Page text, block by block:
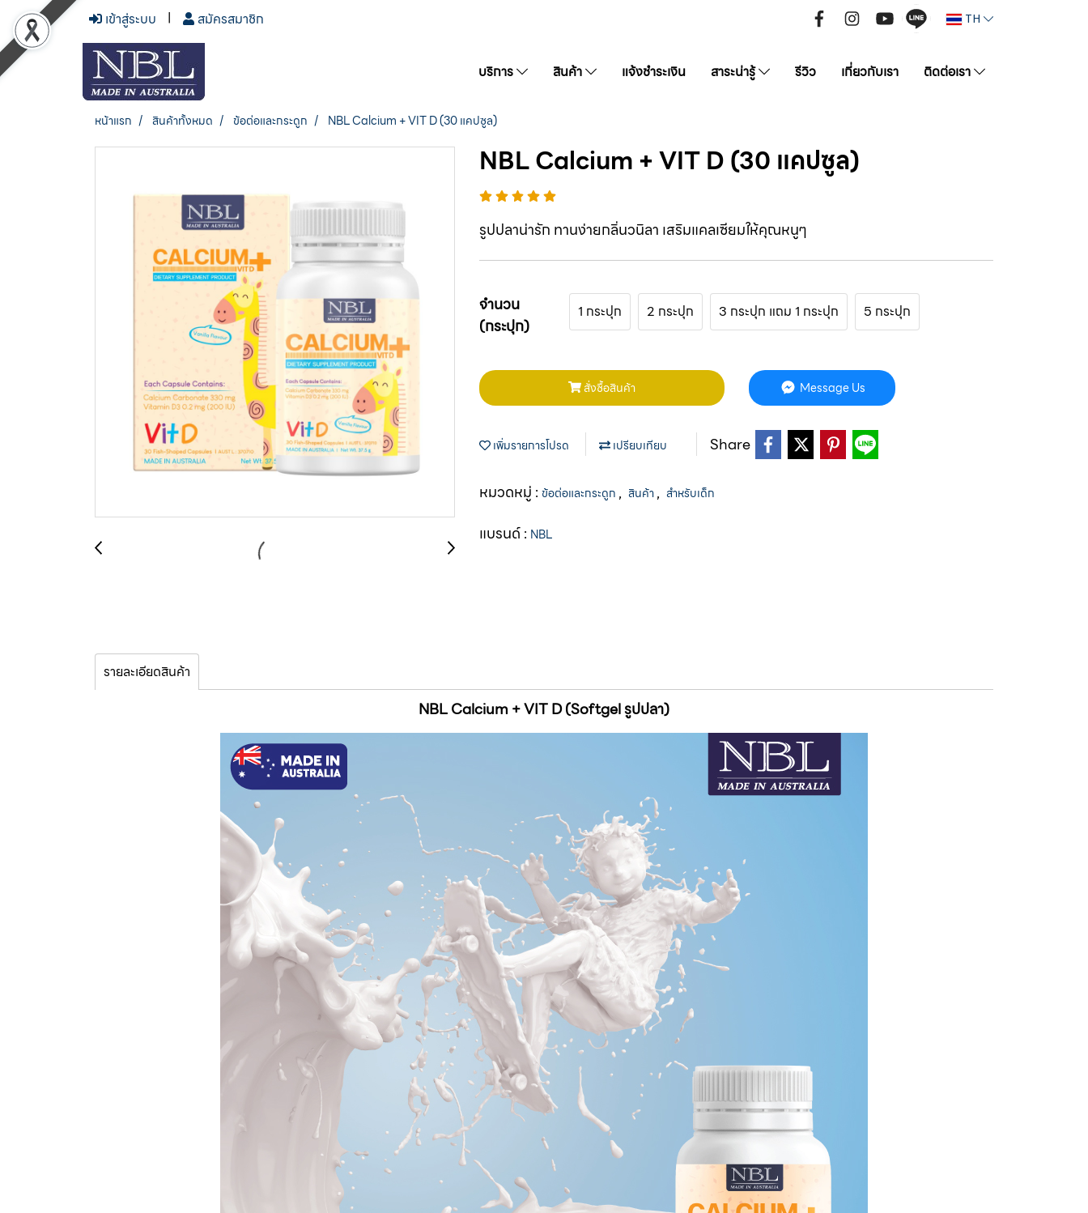
เข้าสู่ระบบ สมัครสมาชิก TH
บริการ สินค้า แจ้งชำระเงิน สาระน่ารู้ รีวิว เกี่ยวกับเรา ติดต่อเรา
หน้าแรก สินค้าทั้งหมด ข้อต่อและกระดูก NBL Calcium + VIT D (30 แคปซูล)
NBL Calcium + VIT D (30 แคปซูล)
รูปปลาน่ารัก ทานง่ายกลิ่นวนิลา เสริมแคลเซียมให้คุณหนูๆ
จำนวน
(กระปุก)
1 กระปุก 2 กระปุก 3 กระปุก แถม 1 กระปุก 5 กระปุก
สั่งซื้อสินค้า Message Us
เพิ่มรายการโปรด เปรียบเทียบ Share
หมวดหมู่ : ข้อต่อและกระดูก , สินค้า, สำหรับเด็ก
แบรนด์ : NBL
รายละเอียดสินค้า
NBL Calcium + VIT D (Softgel รูปปลา)